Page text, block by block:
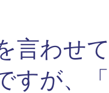
言わせ
すが、